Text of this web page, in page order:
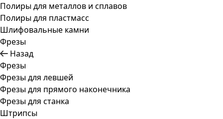
Полиры для металлов и сплавов
Полиры для пластмасс
Шлифовальные камни
Фрезы
Назад
Фрезы
Фрезы для левшей
Фрезы для прямого наконечника
Фрезы для станка
Штрипсы